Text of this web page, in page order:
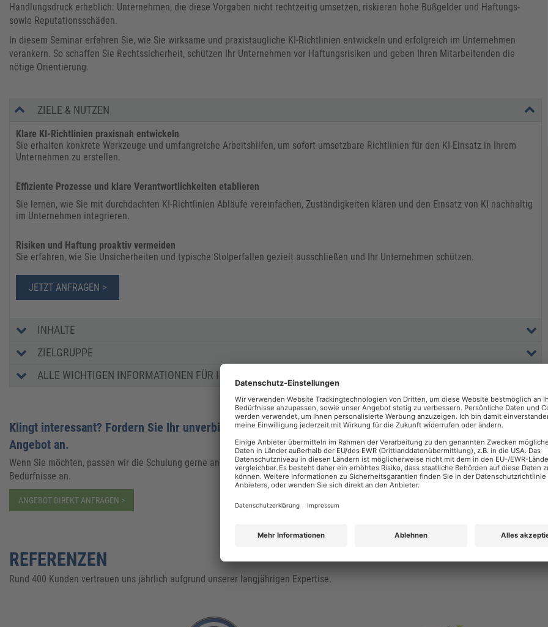
Handlungsdruck erheblich: Unternehmen, die diese Vorgaben nicht rechtzeitig umsetzen, riskieren hohe Bußgelder und Haftungs-
sowie Reputationsschäden.
​In diesem Seminar erfahren Sie, wie Sie wirksame und praxistaugliche KI-Richtlinien entwickeln und erfolgreich im Unternehmen
verankern. So schaffen Sie Rechtssicherheit, schützen Ihr Unternehmen vor Haftungsrisiken und geben Ihren Mitarbeitenden die
nötige Orientierung.
ZIELE & NUTZEN
​Klare KI-Richtlinien praxisnah entwickeln
Sie erhalten konkrete Werkzeuge und umfangreiche Arbeitshilfen, um sofort umsetzbare Richtlinien für den KI-Einsatz in Ihrem
Unternehmen zu erstellen.
​Effiziente Prozesse und klare Verantwortlichkeiten etablieren
​Sie lernen, wie Sie mit durchdachten KI-Richtlinien Abläufe vereinfachen, Zuständigkeiten klären und den Einsatz von KI nachhaltig
im Unternehmen integrieren.
​Risiken und Haftung proaktiv vermeiden
Sie erfahren, wie Sie Unsicherheiten und typische Stolperfallen gezielt ausschließen und Ihr Unternehmen schützen.​
JETZT ANFRAGEN >
INHALTE
ZIELGRUPPE
ALLE WICHTIGEN INFORMATIONEN FÜR IHRE ENTSCHEIDUNG
Klingt interessant? Fordern Sie Ihr unverbindliches
Angebot an.
Wenn Sie möchten, passen wir die Schulung gerne an Ihre
Bedürfnisse an.
ANGEBOT DIREKT ANFRAGEN >
Sie suchen eine Schulung für sich selbst oder sind
zu wenige Personen für eine eigene Inhouse-
Schulung?
Kontaktieren Sie uns unter+49 (0)8233 381 555
REFERENZEN
Rund 400 Kunden vertrauen uns jährlich aufgrund unserer langjährigen Expertise.